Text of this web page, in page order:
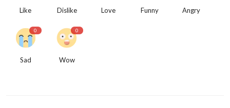
Like Dislike Love Funny Angry
0
Sad
0
Wow